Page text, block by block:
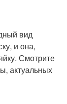
вид
и она,
Смотрите
актуальных